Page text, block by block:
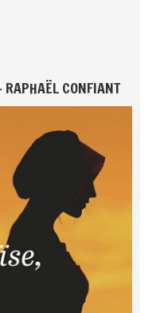
RAPHAËL CONFIANT